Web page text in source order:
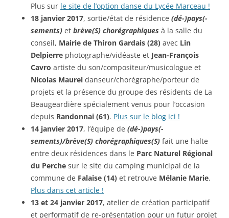
Plus sur le site de l’option danse du Lycée Marceau !
18 janvier 2017, sortie/état de résidence (dé-)pays(-
sements) et brève(S) chorégraphiques à la salle du
conseil, Mairie de Thiron Gardais (28) avec Lin
Delpierre photographe/vidéaste et Jean-François
Cavro artiste du son/compositeur/musicologue et
Nicolas Maurel danseur/chorégraphe/porteur de
projets et la présence du groupe des résidents de La
Beaugeardière spécialement venus pour l’occasion
depuis Randonnai (61). Plus sur le blog ici !
14 janvier 2017, l’équipe de (dé-)pays(-
sements)/brève(S) chorégraphiques(S) fait une halte
entre deux résidences dans le Parc Naturel Régional
du Perche sur le site du camping municipal de la
commune de Falaise (14) et retrouve Mélanie Marie.
Plus dans cet article !
13 et 24 janvier 2017, atelier de création participatif
et performatif de re-présentation pour un futur projet